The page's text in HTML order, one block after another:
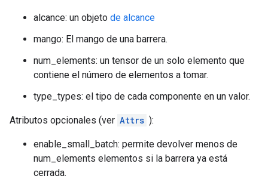
alcance: un objeto de alcance
mango: El mango de una barrera.
num_elements: un tensor de un solo elemento que
contiene el número de elementos a tomar.
type_types: el tipo de cada componente en un valor.
Atributos opcionales (ver Attrs ):
enable_small_batch: permite devolver menos de
num_elements elementos si la barrera ya está
cerrada.